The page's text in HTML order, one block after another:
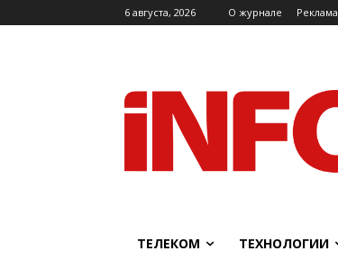
6 августа, 2026 O журнале Реклама
ТЕЛЕКОМ ТЕХНОЛОГИИ